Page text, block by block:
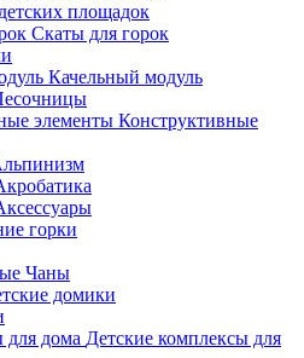
площадок
Скаты для горок
Качельный модуль
Конструктивные
горки
Чаны
домики
Детские комплексы для